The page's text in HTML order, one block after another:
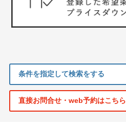
条件を指定して検索をする
直接お問合せ・web予約はこちら